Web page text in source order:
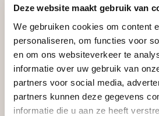
Deze website maakt gebruik van
We gebruiken cookies om content
personaliseren, om functies voor
en om ons websiteverkeer te
informatie over uw gebruik van
partners voor social media,
partners kunnen deze gegevens
informatie die u aan ze heeft